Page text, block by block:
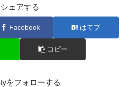
シェアする
Facebook はてブ
コピー
をフォローする